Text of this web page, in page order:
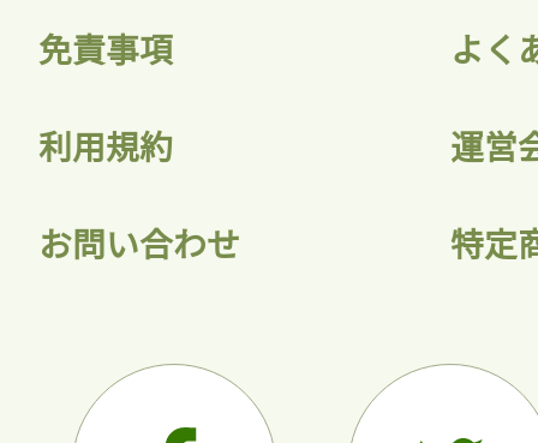
免責事項 よく
利用規約 運営
お問い合わせ 特定